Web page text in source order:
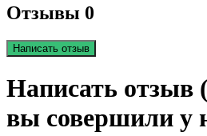
Отзывы 0
Написать отзыв
Написать отзыв
вы совершили у